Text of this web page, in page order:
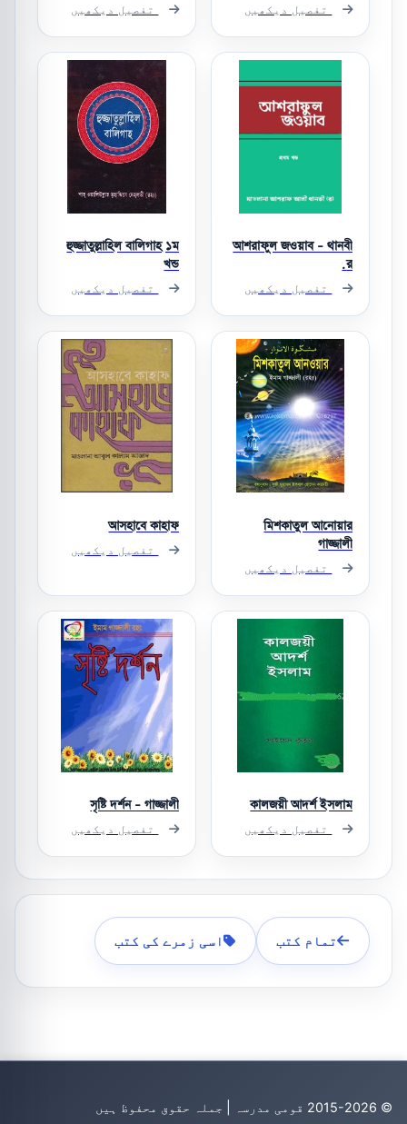
تفصیل دیکھیں تفصیل دیکھیں
আশরাফুল জওয়াব - থানবী
র.
تفصیل دیکھیں
হুজ্জাতুল্লাহিল বালিগাহ ১ম
খন্ড
تفصیل دیکھیں
মিশকাতুল আনোয়ার
গাজ্জালী
تفصیل دیکھیں
আসহাবে কাহাফ
تفصیل دیکھیں
কালজয়ী আদর্শ ইসলাম
تفصیل دیکھیں
সৃষ্টি দর্শন - গাজ্জালী
تفصیل دیکھیں
تمام کتب اسی زمرے کی کتب
© 2015-2026 قومی مدرسہ | جملہ حقوق محفوظ ہیں